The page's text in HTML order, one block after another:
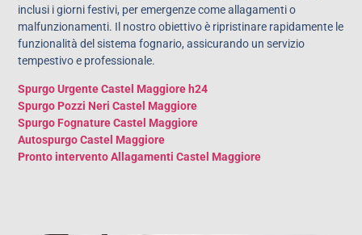
inclusi i giorni festivi, per emergenze come allagamenti o
malfunzionamenti. Il nostro obiettivo è ripristinare rapidamente le
funzionalità del sistema fognario, assicurando un servizio
tempestivo e professionale.
Spurgo Urgente Castel Maggiore h24
Spurgo Pozzi Neri Castel Maggiore
Spurgo Fognature Castel Maggiore
Autospurgo Castel Maggiore
Pronto intervento Allagamenti Castel Maggiore